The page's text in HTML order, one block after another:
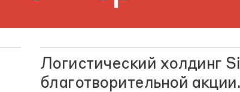
Логистический холдинг
благотворительной акции.